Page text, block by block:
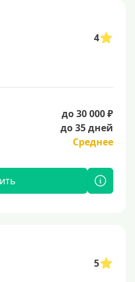
4
до 30 000 ₽
до 35 дней
Среднее
5